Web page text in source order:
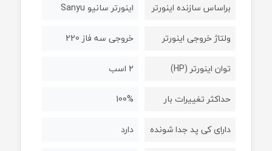
براساس سازنده اینورتر
اینورتر سانیو Sanyu
ولتاژ خروجی اینورتر
خروجی سه فاز 220
توان اینورتر (HP)
2 اسب
حداکثر تغییرات بار
100%
دارای کی پد جدا شونده
دارد